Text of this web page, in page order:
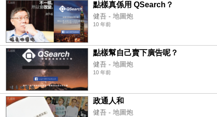
點樣真係用 QSearch？
健吾 - 地圖炮
10 年前
點樣幫自己賣下廣告呢？
健吾 - 地圖炮
10 年前
政通人和
健吾 - 地圖炮